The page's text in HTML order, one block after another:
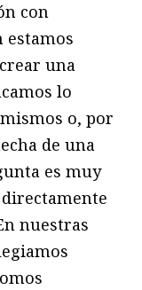
con
estamos
una
lo
o, por
de una
es muy
nuestras